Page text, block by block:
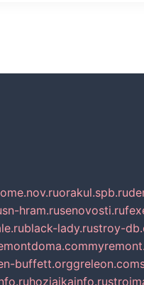
orakul.spb.ru
sn-hram.rusenovosti.ru
black-lady.rustroy-
buffett.orggreleon.com
hozjajkainfo.ru